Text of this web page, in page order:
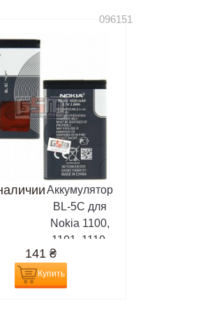
096151
Аккумулятор
BL-5C для
Nokia 1100,
1101, 1110,
1280, 1600,
1616, 202
Asha, 203
141₴
Купить